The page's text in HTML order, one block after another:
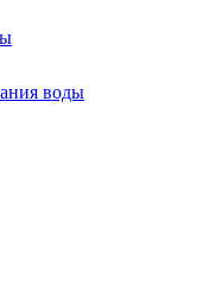
воды